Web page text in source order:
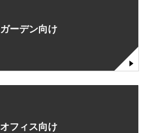
ガーデン向け
オフィス向け